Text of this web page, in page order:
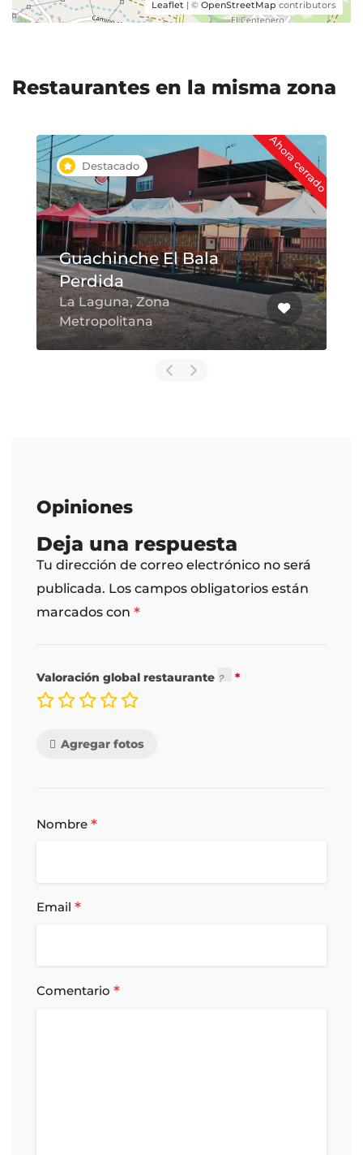
Leaflet | © OpenStreetMap contributors
Restaurantes en la misma zona
Destacado Ahora cerrado
Guachinche El Bala
Perdida
La Laguna, Zona
Metropolitana
Opiniones
Deja una respuesta
Tu dirección de correo electrónico no será
publicada. Los campos obligatorios están
marcados con *
Valoración global restaurante
Agregar fotos
Nombre *
Email *
Comentario *